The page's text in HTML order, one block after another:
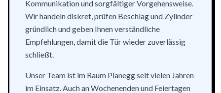
Kommunikation und sorgfältiger Vorgehensweise.
Wir handeln diskret, prüfen Beschlag und Zylinder
gründlich und geben Ihnen verständliche
Empfehlungen, damit die Tür wieder zuverlässig
schließt.
Unser Team ist im Raum Planegg seit vielen Jahren
im Einsatz. Auch an Wochenenden und Feiertagen